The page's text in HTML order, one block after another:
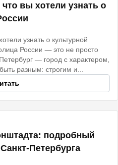
вы хотели узнать о
узнать о культурной
России — это не просто
— город с характером,
разным: строгим и...
подробный
Петербурга